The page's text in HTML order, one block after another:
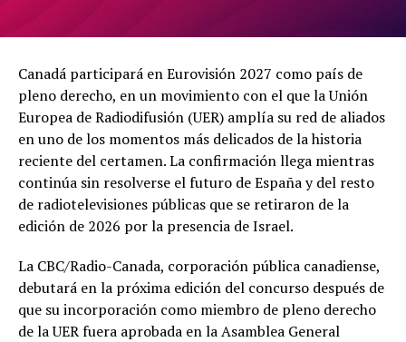
Canadá participará en Eurovisión 2027 como país de
pleno derecho, en un movimiento con el que la Unión
Europea de Radiodifusión (UER) amplía su red de aliados
en uno de los momentos más delicados de la historia
reciente del certamen. La confirmación llega mientras
continúa sin resolverse el futuro de España y del resto
de radiotelevisiones públicas que se retiraron de la
edición de 2026 por la presencia de Israel.
La CBC/Radio-Canada, corporación pública canadiense,
debutará en la próxima edición del concurso después de
que su incorporación como miembro de pleno derecho
de la UER fuera aprobada en la Asamblea General